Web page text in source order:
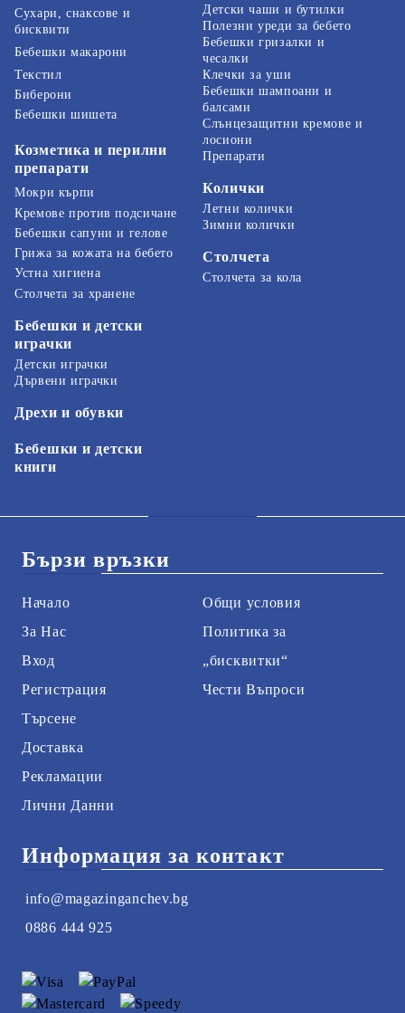
Сухари, снаксове и
бисквити
Бебешки макарони
Детски чаши и бутилки
Полезни уреди за бебето
Бебешки гризалки и
чесалки
Текстил
Биберони
Бебешки шишета
Козметика и перилни
препарати
Мокри кърпи
Кремове против подсичане
Бебешки сапуни и гелове
Грижа за кожата на бебето
Устна хигиена
Клечки за уши
Бебешки шампоани и
балсами
Слънцезащитни кремове и
лосиони
Препарати
Колички
Летни колички
Зимни колички
Столчета
Столчета за кола
Столчета за хранене
Бебешки и детски
играчки
Детски играчки
Дървени играчки
Дрехи и обувки
Бебешки и детски
книги
Бързи връзки
Начало
За Нас
Вход
Регистрация
Търсене
Доставка
Рекламации
Лични Данни
Общи условия
Политика за
„бисквитки“
Чести Въпроси
Информация за контакт
info@magazinganchev.bg
0886 444 925